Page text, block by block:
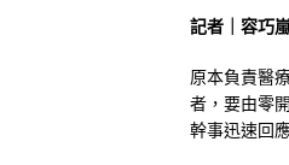
記者｜容巧
原本負責醫
者，要由零
幹事迅速回